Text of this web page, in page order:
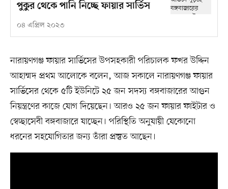
পুকুর থেকে পানি নিচ্ছে ফায়ার সার্ভিস
০৪ এপ্রিল ২০২৩
নারায়ণগঞ্জ ফায়ার সার্ভিসের উপসহকারী পরিচালক ফখর উদ্দিন
আহাম্মদ প্রথম আলোকে বলেন, আজ সকালে নারায়ণগঞ্জ ফায়ার
সার্ভিসের থেকে ৫টি ইউনিটে ২৫ জন সদস্য বঙ্গবাজারের আগুন
নিয়ন্ত্রণের কাজে যোগ দিয়েছেন। আরও ২৫ জন ফায়ার ফাইটার ও
স্বেচ্ছাসেবী বঙ্গবাজারে যাচ্ছেন। পরিস্থিতি অনুযায়ী যেকোনো
ধরনের সহযোগিতার জন্য তাঁরা প্রস্তুত আছেন।